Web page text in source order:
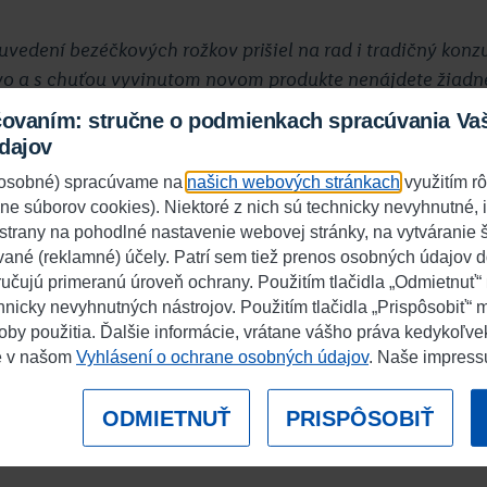
stručne o podmienkach spracúvania
spracúvame na našich webových stránkach využitím
súborov cookies). Niektoré z nich sú technicky nevyhnutné,
na pohodlné nastavenie webovej stránky, na vytváranie
(reklamné) účely. Patrí sem tiež prenos osobných údajov
primeranú úroveň ochrany. Použitím tlačidla
nevyhnutných nástrojov. Použitím tlačidla „Prispôsobiť“
použitia. Ďalšie informácie, vrátane vášho práva
v našom Vyhlásení o ochrane osobných údajov. Naše
PRISPÔSOBIŤ
ODMIETNUŤ
bezéčkových rožkov prišiel na rad i tradičný
a s chuťou vyvinutom novom produkte nenájdete
éčka. Vďaka technológii výroby je tento chlieb
jedinečnosť dopĺňa chuť rasce.“
pekárne Nela):
znamená veľmi veľa, treba ho robiť s úctou a láskou.
pripomínať vôňu a chuť domáceho chleba ako od
Naše staré mamy piekli v dávnych časoch chlieb z
emulgátorov. Takýto chlieb chutil, vyživoval,